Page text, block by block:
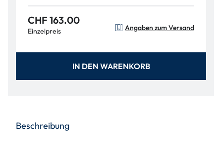
CHF 163.00
Einzelpreis Angaben zum Versand
IN DEN WARENKORB
Beschreibung